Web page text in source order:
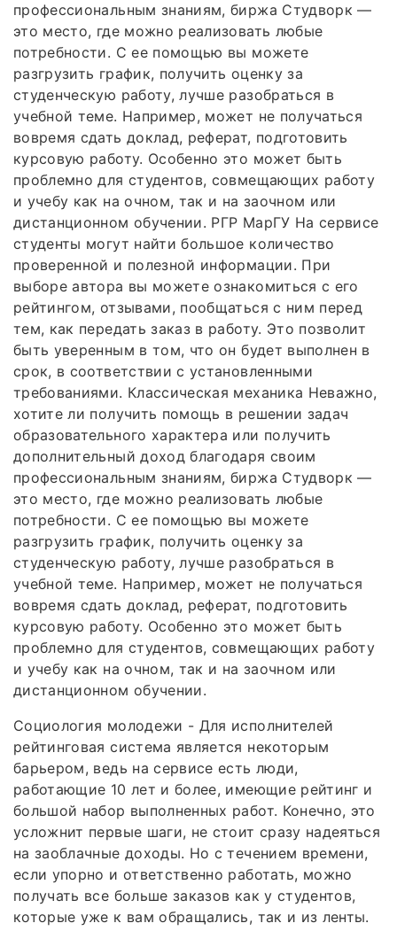
профессиональным знаниям, биржа Студворк —
это место, где можно реализовать любые
потребности. С ее помощью вы можете
разгрузить график, получить оценку за
студенческую работу, лучше разобраться в
учебной теме. Например, может не получаться
вовремя сдать доклад, реферат, подготовить
курсовую работу. Особенно это может быть
проблемно для студентов, совмещающих работу
и учебу как на очном, так и на заочном или
дистанционном обучении. РГР МарГУ На сервисе
студенты могут найти большое количество
проверенной и полезной информации. При
выборе автора вы можете ознакомиться с его
рейтингом, отзывами, пообщаться с ним перед
тем, как передать заказ в работу. Это позволит
быть уверенным в том, что он будет выполнен в
срок, в соответствии с установленными
требованиями. Классическая механика Неважно,
хотите ли получить помощь в решении задач
образовательного характера или получить
дополнительный доход благодаря своим
профессиональным знаниям, биржа Студворк —
это место, где можно реализовать любые
потребности. С ее помощью вы можете
разгрузить график, получить оценку за
студенческую работу, лучше разобраться в
учебной теме. Например, может не получаться
вовремя сдать доклад, реферат, подготовить
курсовую работу. Особенно это может быть
проблемно для студентов, совмещающих работу
и учебу как на очном, так и на заочном или
дистанционном обучении.
Социология молодежи - Для исполнителей
рейтинговая система является некоторым
барьером, ведь на сервисе есть люди,
работающие 10 лет и более, имеющие рейтинг и
большой набор выполненных работ. Конечно, это
усложнит первые шаги, не стоит сразу надеяться
на заоблачные доходы. Но с течением времени,
если упорно и ответственно работать, можно
получать все больше заказов как у студентов,
которые уже к вам обращались, так и из ленты.